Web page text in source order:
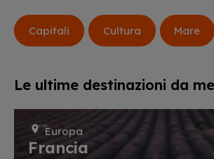
Capitali Cultura Mare
Le ultime destinazioni da
Europa
Francia